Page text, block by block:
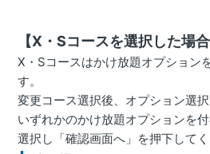
【X・Sコースを選択した場合
X・Sコースはかけ放題オプション
す。
変更コース選択後、オプション選
いずれかのかけ放題オプションを
選択し「確認画面へ」を押下してく